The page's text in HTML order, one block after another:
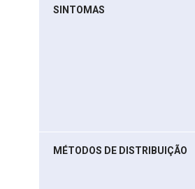
SINTOMAS
MÉTODOS DE DISTRIBUIÇÃO